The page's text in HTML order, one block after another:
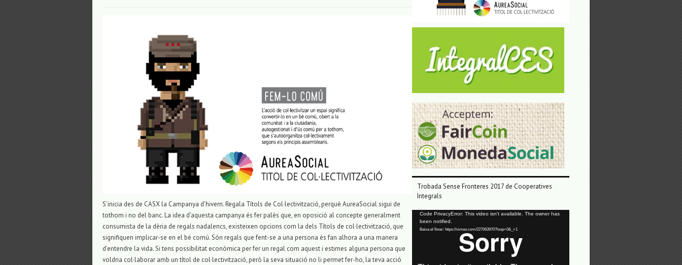
S’inicia des de CASX la Campanya d’hivern. Regala Títols de Col·lectivització, perquè AureaSocial sigui de
tothom i no del banc. La idea d’aquesta campanya és fer palès que, en oposició al concepte generalment
consumista de la dèria de regals nadalencs, existeixen opcions com la dels Títols de col·lectivització, que
signifiquen implicar-se en el bé comú. Són regals que fent-se a una persona és fan alhora a una manera
d’entendre la vida. Si tens possibilitat econòmica per fer un regal com aquest i estimes alguna persona que
voldria col·laborar amb un títol de col·lectivització, però la seva situació no li permet fer-ho, la teva acció
Trobada Sense Fronteres 2017 de Cooperatives
Integrals
Reproductor
vídeo
Code PrivacyError: This video isn't available. The owner has
been notified.
Baixa el fitxer: https://vimeo.com/227063970?loop=0&_=1